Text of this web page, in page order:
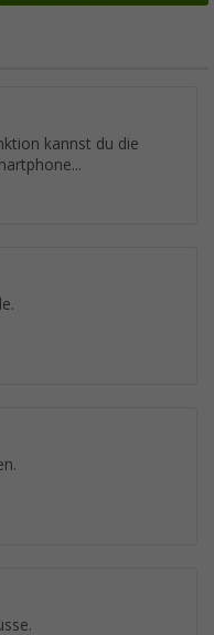
kannst du die